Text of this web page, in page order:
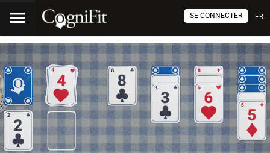
FR
SE CONNECTER